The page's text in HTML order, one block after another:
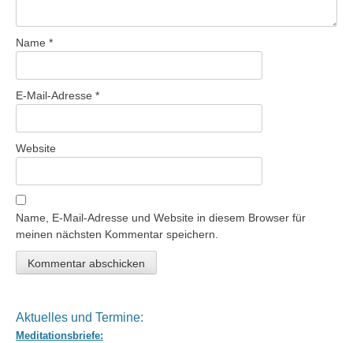
Name *
E-Mail-Adresse *
Website
Name, E-Mail-Adresse und Website in diesem Browser für
meinen nächsten Kommentar speichern.
Aktuelles und Termine:
Meditationsbriefe: